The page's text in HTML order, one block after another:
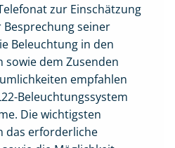
zur Einschätzung
seiner
Beleuchtung in den
sowie dem Zusenden
empfahlen
Beleuchtungssystem
Die wichtigsten
das erforderliche